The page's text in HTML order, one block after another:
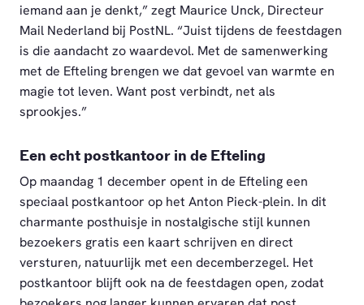
iemand aan je denkt,” zegt Maurice Unck, Directeur
Mail Nederland bij PostNL. “Juist tijdens de feestdagen
is die aandacht zo waardevol. Met de samenwerking
met de Efteling brengen we dat gevoel van warmte en
magie tot leven. Want post verbindt, net als
sprookjes.”
Een echt postkantoor in de Efteling
Op maandag 1 december opent in de Efteling een
speciaal postkantoor op het Anton Pieck-plein. In dit
charmante posthuisje in nostalgische stijl kunnen
bezoekers gratis een kaart schrijven en direct
versturen, natuurlijk met een decemberzegel. Het
postkantoor blijft ook na de feestdagen open, zodat